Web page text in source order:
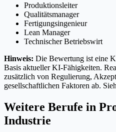
Produktionsleiter
Qualitätsmanager
Fertigungsingenieur
Lean Manager
Technischer Betriebswirt
Hinweis: Die Bewertung ist eine
Basis aktueller KI-Fähigkeiten.
zusätzlich von Regulierung,
gesellschaftlichen Faktoren ab.
Weitere Berufe in
Industrie